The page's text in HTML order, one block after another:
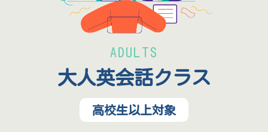
大人英会話クラス
高校生以上対象
ADULTS